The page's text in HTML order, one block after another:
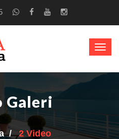
Galeri
2 Video